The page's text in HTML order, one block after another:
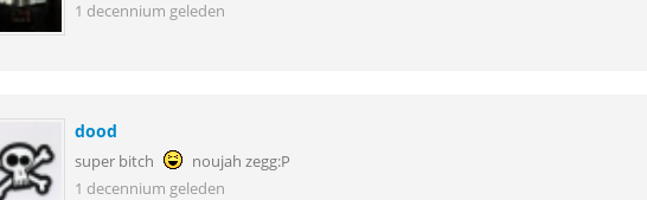
1 decennium geleden
dood
super bitch
noujah zegg:P
1 decennium geleden